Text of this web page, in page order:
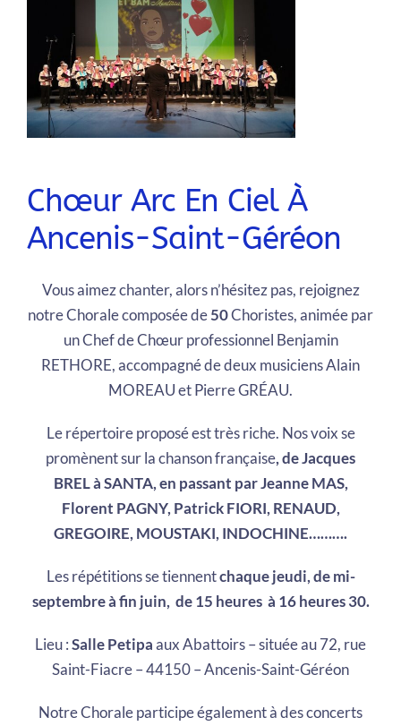
Chœur Arc En Ciel À
Ancenis-Saint-Géréon
Vous aimez chanter, alors n’hésitez pas, rejoignez
notre Chorale composée de50Choristes, animée par
un Chef de Chœur professionnel Benjamin
RETHORE, accompagné de deux musiciens Alain
MOREAU et Pierre GRÉAU.
Le répertoire proposé est très riche. Nos voix se
promènent sur la chanson française, de Jacques
BREL à SANTA, en passant par Jeanne MAS,
Florent PAGNY, Patrick FIORI, RENAUD,
GREGOIRE, MOUSTAKI, INDOCHINE……….
Les répétitions se tiennentchaque jeudi, de mi-
septembre à fin juin, de 15 heures à 16 heures 30.
Lieu :Salle Petipaaux Abattoirs – située au 72, rue
Saint-Fiacre – 44150 – Ancenis-Saint-Géréon
Notre Chorale participe également à des concerts